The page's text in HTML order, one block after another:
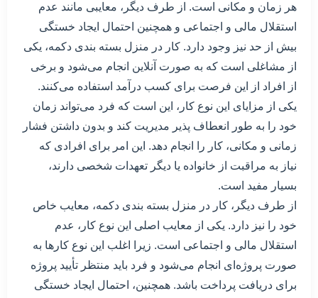
هر زمان و مکانی است. از طرف دیگر، معایبی مانند عدم
استقلال مالی و اجتماعی و همچنین احتمال ایجاد خستگی
بیش از حد نیز وجود دارد. کار در منزل بسته بندی دکمه، یکی
از مشاغلی است که به صورت آنلاین انجام می‌شود و برخی
از افراد از این فرصت برای کسب درآمد استفاده می‌کنند.
یکی از مزایای این نوع کار، این است که فرد می‌تواند زمان
خود را به طور انعطاف پذیر مدیریت کند و بدون داشتن فشار
زمانی و مکانی، کار را انجام دهد. این امر برای افرادی که
نیاز به مراقبت از خانواده یا دیگر تعهدات شخصی دارند،
بسیار مفید است.
از طرف دیگر، کار در منزل بسته بندی دکمه، معایب خاص
خود را نیز دارد. یکی از معایب اصلی این نوع کار، عدم
استقلال مالی و اجتماعی است. زیرا اغلب این نوع کارها به
صورت پروژه‌ای انجام می‌شود و فرد باید منتظر تأیید پروژه
برای دریافت پرداخت باشد. همچنین، احتمال ایجاد خستگی